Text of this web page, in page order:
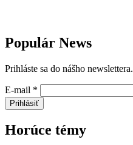
Populár News
Prihláste sa do nášho newslettera.
E-mail *
Prihlásiť
Horúce témy